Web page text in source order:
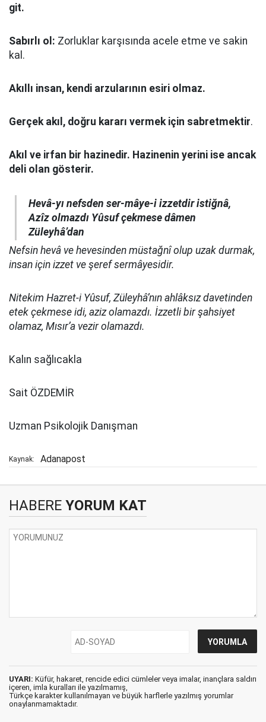
git.
Sabırlı ol: Zorluklar karşısında acele etme ve sakin
kal.
Akıllı insan, kendi arzularının esiri olmaz.
Gerçek akıl, doğru kararı vermek için sabretmektir.
Akıl ve irfan bir hazinedir. Hazinenin yerini ise ancak
deli olan gösterir.
Hevâ-yı nefsden ser-mâye-i izzetdir istiğnâ,
Azîz olmazdı Yûsuf çekmese dâmen
Züleyhâ’dan
Nefsin hevâ ve hevesinden müstağnî olup uzak durmak,
insan için izzet ve şeref sermâyesidir.
Nitekim Hazret-i Yûsuf, Züleyhâ’nın ahlâksız davetinden
etek çekmese idi, aziz olamazdı. İzzetli bir şahsiyet
olamaz, Mısır’a vezir olamazdı.
Kalın sağlıcakla
Sait ÖZDEMİR
Uzman Psikolojik Danışman
Kaynak: Adanapost
HABERE YORUM KAT
UYARI: Küfür, hakaret, rencide edici cümleler veya imalar, inançlara saldırı
içeren, imla kuralları ile yazılmamış,
Türkçe karakter kullanılmayan ve büyük harflerle yazılmış yorumlar
onaylanmamaktadır.